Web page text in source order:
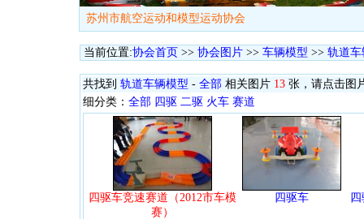
苏州市航空运动和模型运动协会
当前位置:协会首页 >> 协会图片 >> 车辆模型 >> 轨道
共找到 轨道车辆模型 - 全部 相关图片 13 张，请点击图
细分类： 全部 四驱 二驱 火车 赛道
四驱车竞速赛道（2012市车模
赛）
四驱车